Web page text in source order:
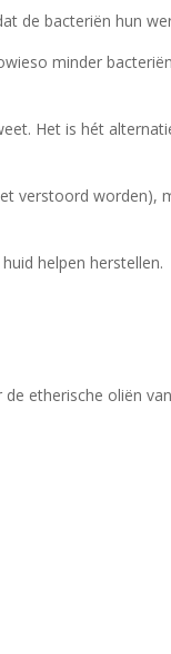
de bacteriën hun
minder
Het is hét
verstoord worden),
helpen herstellen.
etherische oliën